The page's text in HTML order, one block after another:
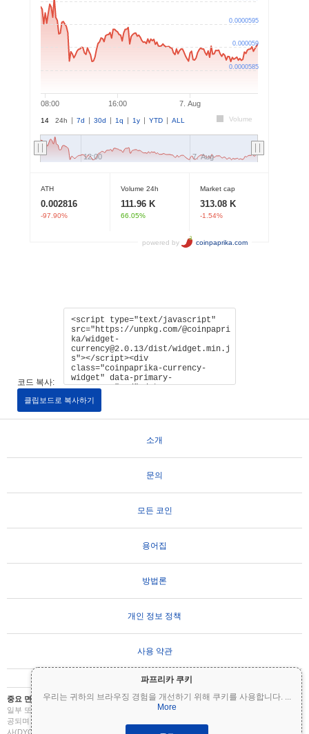
파프리카 쿠키
우리는 귀하의 브라우징 경험을 개선하기 위해 쿠키를 사용합니다. ...
More
코드 복사:
클립보드로 복사하기
소개
문의
모든 코인
용어집
방법론
개인 정보 정책
사용 약관
중요 면책 조항: 암호화폐는 변동성이 매우 높으며 상당한 위험을 수반합니다. 투자금의
일부 또는 전부를 잃을 수 있습니다. Coinpaprika의 모든 정보는 정보 제공 목적으로만 제
공되며 재무 또는 투자 조언을 구성하지 않습니다. 투자 결정을 내리기 전에 항상 직접 조
사(DYOR)를 수행하고 자격을 갖춘 재무 고문과 상담하십시오. Coinpaprika는 이 정보의